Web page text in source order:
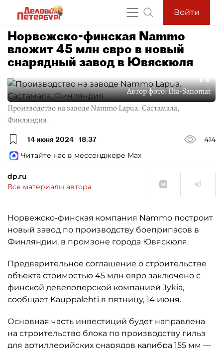
Войти
Норвежско-финская Nammo
вложит 45 млн евро в новый
снарядный завод в Ювяскюля
Автор фото:Ilta-Sanomat
Производство на заводе Nammo Lapua. Састамала,
Финляндия.
14 июня 2024 18:37
414
Читайте нас в мессенджере Max
dp.ru
Все материалы автора
Норвежско-финская компания Nammo построит
новый завод по производству боеприпасов в
Финляндии, в промзоне города Ювяскюля.
Предварительное соглашение о строительстве
объекта стоимостью 45 млн евро заключено с
финской девелоперской компанией Jykia,
сообщает Kauppalehti в пятницу, 14 июня.
Основная часть инвестиций будет направлена
на строительство блока по производству гильз
для артиллерийских снарядов калибра 155 мм —